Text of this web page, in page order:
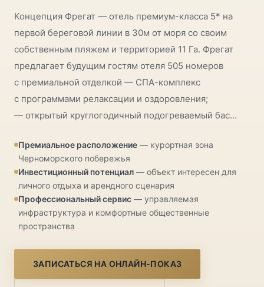
Концепция Фрегат — отель премиум-класса 5* на
первой береговой линии в 30м от моря со своим
собственным пляжем и территорией 11 Га. Фрегат
предлагает будущим гостям отеля 505 номеров
с премиальной отделкой — СПА-комплекс
с программами релаксации и оздоровления;
— открытый круглогодичный подогреваемый бас...
Премиальное расположение — курортная зона
Черноморского побережья
Инвестиционный потенциал — объект интересен для
личного отдыха и арендного сценария
Профессиональный сервис — управляемая
инфраструктура и комфортные общественные
пространства
ЗАПИСАТЬСЯ НА ОНЛАЙН-ПОКАЗ